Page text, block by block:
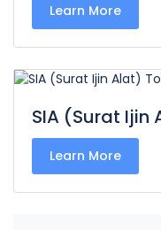
Learn More
SIA (Surat Ijin
Learn More